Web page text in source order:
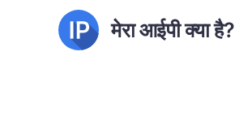
मेरा आईपी क्या है?